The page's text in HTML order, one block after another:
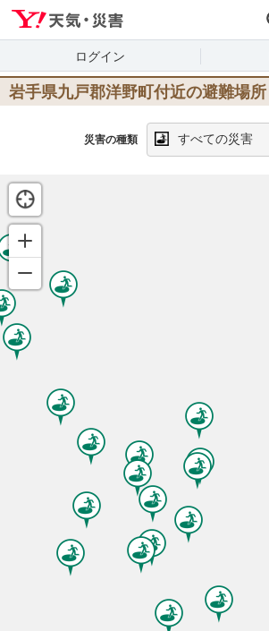
ログイン
岩手県九戸郡洋野町 付近の避難場所
災害の種類 すべての災害